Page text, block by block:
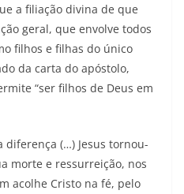
a filiação divina de que
geral, que envolve todos
filhos e filhas do único
da carta do apóstolo,
“ser filhos de Deus em
diferença (…) Jesus tornou-
morte e ressurreição, nos
acolhe Cristo na fé, pelo